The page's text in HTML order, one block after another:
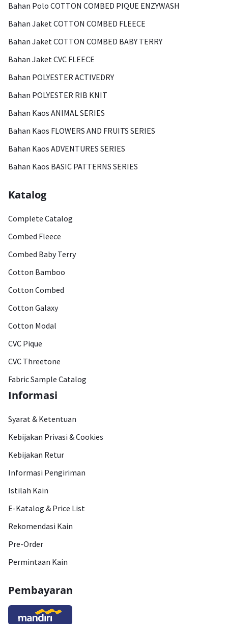
Bahan Polo COTTON COMBED PIQUE ENZYWASH
Bahan Jaket COTTON COMBED FLEECE
Bahan Jaket COTTON COMBED BABY TERRY
Bahan Jaket CVC FLEECE
Bahan POLYESTER ACTIVEDRY
Bahan POLYESTER RIB KNIT
Bahan Kaos ANIMAL SERIES
Bahan Kaos FLOWERS AND FRUITS SERIES
Bahan Kaos ADVENTURES SERIES
Bahan Kaos BASIC PATTERNS SERIES
Katalog
Complete Catalog
Combed Fleece
Combed Baby Terry
Cotton Bamboo
Cotton Combed
Cotton Galaxy
Cotton Modal
CVC Pique
CVC Threetone
Fabric Sample Catalog
Informasi
Syarat & Ketentuan
Kebijakan Privasi & Cookies
Kebijakan Retur
Informasi Pengiriman
Istilah Kain
E-Katalog & Price List
Rekomendasi Kain
Pre-Order
Permintaan Kain
Pembayaran